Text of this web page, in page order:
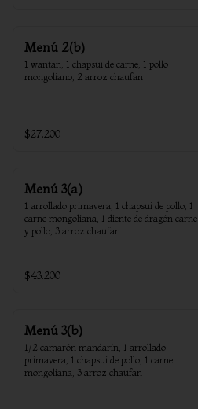
Menú 2(b)
1 wantan, 1 chapsui de carne, 1 pollo
mongoliano, 2 arroz chaufan
$27.200
Menú 3(a)
1 arrollado primavera, 1 chapsui de pollo, 1
carne mongoliana, 1 diente de dragón carne
y pollo, 3 arroz chaufan
$43.200
Menú 3(b)
1/2 camarón mandarín, 1 arrollado
primavera, 1 chapsui de pollo, 1 carne
mongoliana, 3 arroz chaufan